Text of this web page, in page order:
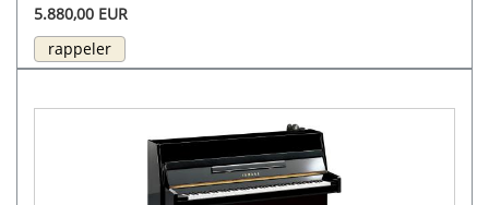
5.880,00 EUR
rappeler